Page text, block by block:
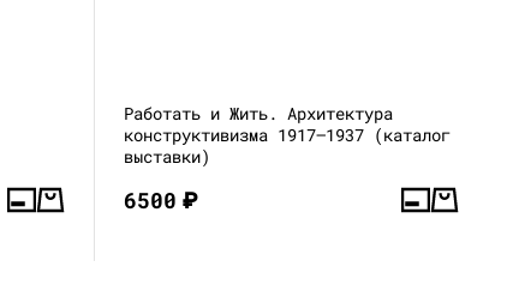
Работать и Жить. Архитектура
конструктивизма 1917—1937 (каталог
выставки)
6500₽